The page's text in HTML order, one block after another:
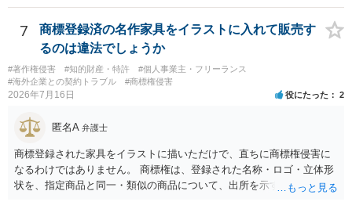
7
商標登録済の名作家具をイラストに入れて販売す
るのは違法でしょうか
#著作権侵害 #知的財産・特許
#個人事業主・フリーランス
#海外企業との契約トラブル
#商標権侵害
2026年7月16日 役にたった 2
匿名A 弁護士
商標登録された家具をイラストに描いただけで、直ちに商標権侵害に
なるわけではありません。 商標権は、登録された名称・ロゴ・立体形
状を、指定商品と同一・類似の商品について、出所を示す表示として